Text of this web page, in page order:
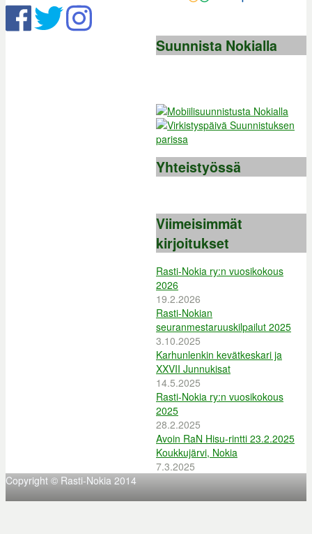
Suunnista Nokialla
Yhteistyössä
Viimeisimmät
kirjoitukset
Rasti-Nokia ry:n vuosikokous
2026
19.2.2026
Rasti-Nokian
seuranmestaruuskilpailut 2025
3.10.2025
Karhunlenkin kevätkeskari ja
XXVII Junnukisat
14.5.2025
Rasti-Nokia ry:n vuosikokous
2025
28.2.2025
Avoin RaN Hisu-rintti 23.2.2025
Koukkujärvi, Nokia
7.3.2025
Copyright © Rasti-Nokia 2014